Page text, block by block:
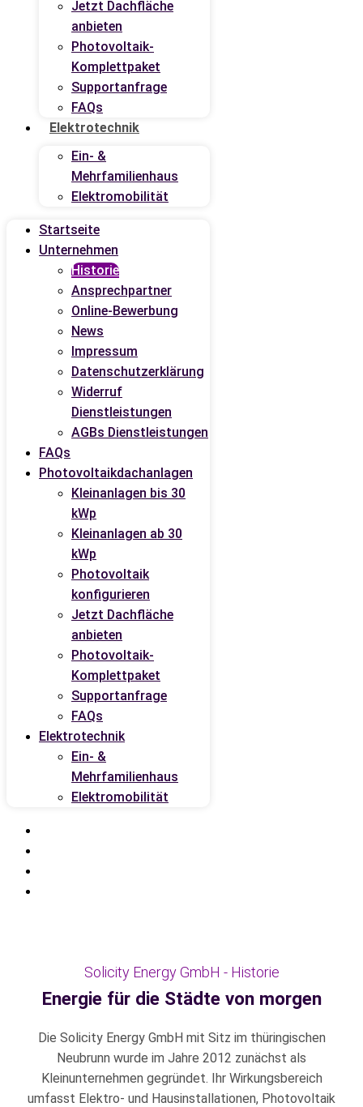
Jetzt Dachfläche
anbieten
Photovoltaik-
Komplettpaket
Supportanfrage
FAQs
Elektrotechnik
Ein- &
Mehrfamilienhaus
Elektromobilität
Startseite
Unternehmen
Historie
Ansprechpartner
Online-Bewerbung
News
Impressum
Datenschutzerklärung
Widerruf
Dienstleistungen
AGBs Dienstleistungen
FAQs
Photovoltaikdachanlagen
Kleinanlagen bis 30
kWp
Kleinanlagen ab 30
kWp
Photovoltaik
konfigurieren
Jetzt Dachfläche
anbieten
Photovoltaik-
Komplettpaket
Supportanfrage
FAQs
Elektrotechnik
Ein- &
Mehrfamilienhaus
Elektromobilität
Solicity Energy GmbH - Historie
Energie für die Städte von morgen
Die Solicity Energy GmbH mit Sitz im thüringischen
Neubrunn wurde im Jahre 2012 zunächst als
Kleinunternehmen gegründet. Ihr Wirkungsbereich
umfasst Elektro- und Hausinstallationen, Photovoltaik